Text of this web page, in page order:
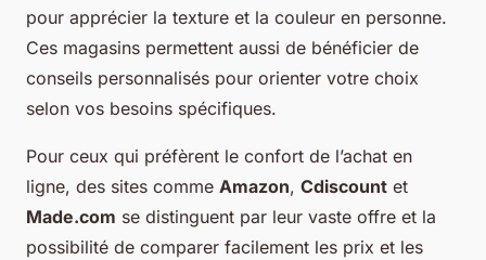
pour apprécier la texture et la couleur en personne.
Ces magasins permettent aussi de bénéficier de
conseils personnalisés pour orienter votre choix
selon vos besoins spécifiques.
Pour ceux qui préfèrent le confort de l’achat en
ligne, des sites comme Amazon, Cdiscount et
Made.com se distinguent par leur vaste offre et la
possibilité de comparer facilement les prix et les